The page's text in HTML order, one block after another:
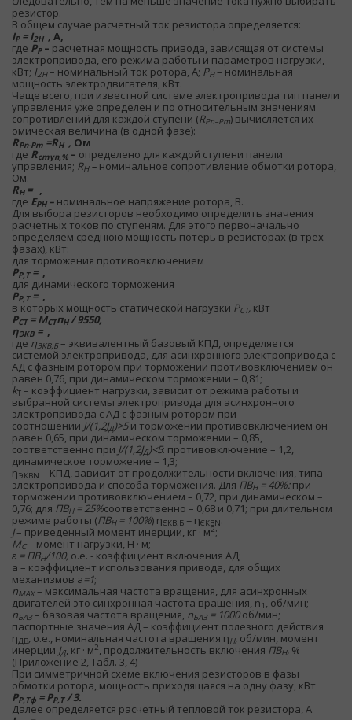
резистор.
В общем случае расчетный ток резистора определяется:
IР= I2Н, А,
где PР– расчетная мощность привода, зависящая от системы
электропривода, его режима работы и параметров нагрузки,
кВт; I2Н– номинальный ток ротора, А; PН– номинальная
мощность электродвигателя, кВт.
Чаще всего, при известной системе электропривода тип панели
управления уже определен и по относительным значениям
сопротивлений для каждой ступени (RРn–Рm) вычисляется их
омическая величина (в одной фазе):
RРn-Pm =RН, Ом
где Rcmyn,% – определено для каждой ступени панели
управления; RН– номинальное сопротивление обмотки ротора,
Ом.
RН= ,
где EРН– номинальное напряжение ротора, В.
Для выбора резисторов необходимо определить значения
расчетных токов по ступеням. Для этого первоначально
определяем среднюю мощность потерь в резисторах (в трех
фазах), кВт:
для торможения противовключением
РР,Т= ,
для динамического торможения
РР,Т= ,
в которых мощность статической нагрузки РСТ, кВт
РСТ= МСТпH/ 9550,
ηЭКВ = ,
где ηЭКВ,Б– эквивалентный базовый КПД, определяется
системой электропривода, для асинхронного электропривода с
АД с фазным ротором при торможении противовключением он
равен 0,76, при динамическом торможении – 0,81;
kТ – коэффициент нагрузки, зависит от режима работы и
выбранной системы электропривода для асинхронного
электропривода с АД с фазным ротором при
соотношении J/(1,2JД)>5и торможении противовключением он
равен 0,65, при динамическом торможении – 0,85,
соответственно при J/(1,2JД)<5: противовключение – 1,2,
динамическое торможение – 1,3;
ηЭКВN – КПД, зависит от продолжительности включения, типа
электропривода и способа торможения. Для ПВН= 40%:при
торможении противовключением – 0,72, при динамическом –
0,76; для ПВН= 25%соответственно – 0,68 и 0,71; при длительном
режиме работы (ПВН= 100%) ηЄКВ,Б = ηЄКВN.
J– приведенный момент инерции, кг · м2;
МС– момент нагрузки, Н · м;
ɛ = ПВН/100, о.е. - коэффициент включения АД;
а – коэффициент использования привода, для общих
механизмов а=1;
nMAX– максимальная частота вращения, для асинхронных
двигателей это синхронная частота вращения, n1 , об/мин;
nБАЗ – базовая частота вращения, nБАЗ = 1000об/мин;
паспортные значения АД – коэффициент полезного действия
ηДВ, о.е., номинальная частота вращения ηН, об/мин, момент
инерции JД, кг · м2, продолжительность включения ПВН, %
(Приложение 2, Табл. 3, 4)
При симметричной схеме включения резисторов в фазы
обмотки ротора, мощность приходящаяся на одну фазу, кВт
РР,Тф = PР,Т/ 3.
Далее определяется расчетный тепловой ток резистора, А